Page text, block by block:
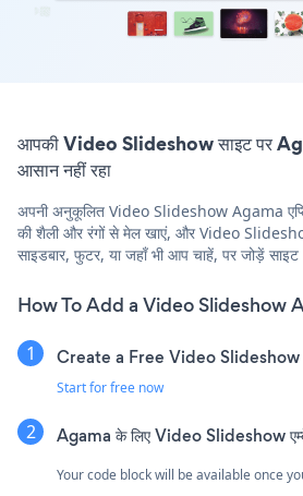
आपकी Video Slideshow साइट पर
आसान नहीं रहा
अपनी अनुकूलित Video Slideshow Agama
की शैली और रंगों से मेल खाएं, और Video
साइडबार, फुटर, या जहाँ भी आप चाहें, पर जोड़ें
How To Add a Video Slideshow
Create a Free Video
Start for free now
Agama के लिए Video Slideshow
Your code block will be available once